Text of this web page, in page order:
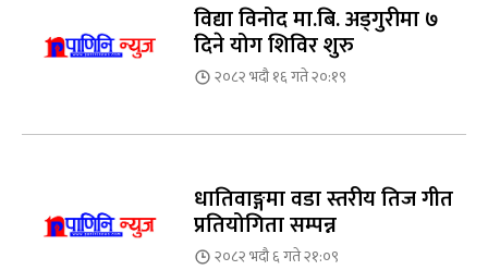
विद्या विनोद मा.बि. अड्गुरीमा ७
दिने योग शिविर शुरु
२०८२ भदौ १६ गते २०:१९
धातिवाङ्गमा वडा स्तरीय तिज गीत
प्रतियोगिता सम्पन्न
२०८२ भदौ ६ गते २१:०९